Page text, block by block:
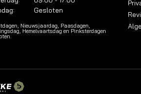
Gesloten
Nieuwsjaardag, Paasdagen,
Hemelvaartsdag en Pinksterdagen